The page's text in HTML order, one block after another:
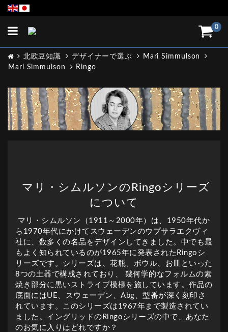
0
Toggle
北欧豆知識 デザイナーで選ぶ
Mari Simmulson
Mari Simmulson
Ringo
マリ・シムルソンのRingoシリーズ
について
マリ・シムルソン（1911～2000年）は、1950年代か
ら1970年代にかけてスウェーデンのウプサラエクヴィ
社に、数多くの名品をデザインしてきました。中でも最
もよく知られているのが1965年に発表されたRingoシ
リーズです。シリーズは、花瓶、ボウル、お皿といった
8つの土器で構成されており、 幾何学的なフォルムの素
焼き部分に黒いストライプ模様を施しています。作品の
底面にはUE、スウェーデン、Abg、型番が深く刻印さ
れています。このシリーズは1967年まで製造されてい
ました。イングリッドのRingoシリーズの中で、あなた
のお気に入りはどれですか？